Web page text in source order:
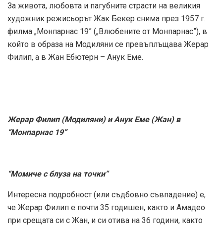
За живота, любовта и пагубните страсти на великия
художник режисьорът Жак Бекер снима през 1957 г.
филма „Монпарнас 19” („Влюбените от Монпарнас”), в
който в образа на Модиляни се превъплъщава Жерар
Филип, а в Жан Ебютерн – Анук Еме.
Жерар Филип (Модиляни) и Анук Еме (Жан) в
“Монпарнас 19”
“Момиче с блуза на точки”
Интересна подробност (или съдбовно съвпадение) е,
че Жерар Филип е почти 35 годишен, както и Амадео
при срещата си с Жан, и си отива на 36 години, както